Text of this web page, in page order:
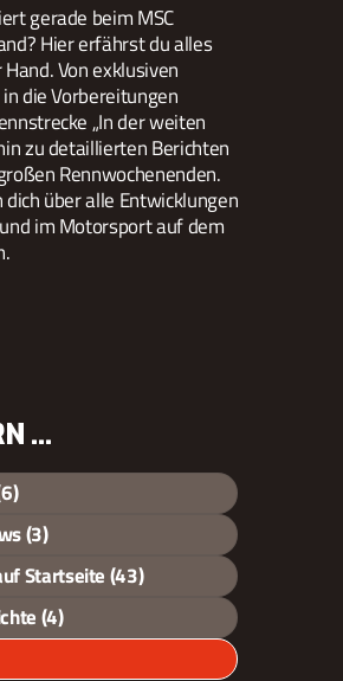
gerade beim MSC
Hier erfährst du alles
Von exklusiven
die Vorbereitungen
„In der weiten
zu detaillierten Berichten
Rennwochenenden.
über alle Entwicklungen
im Motorsport auf dem
…
(Multiple selections allowed)
(3)
Startseite(43)
(4)